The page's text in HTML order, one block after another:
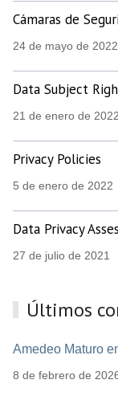
Cámaras de
24 de mayo de 2022
Data Subject
21 de enero de 2022
Privacy Policies
5 de enero de 2022
Data Privacy
27 de julio de 2021
Últimos
Amedeo Maturo
8 de febrero de